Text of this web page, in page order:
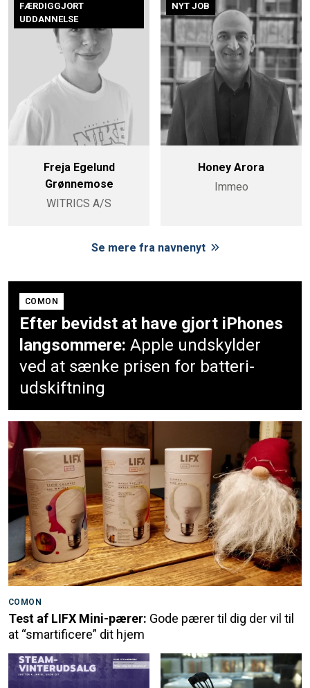
FÆRDIGGJORT
UDDANNELSE
Freja Egelund
Grønnemose
WITRICS A/S
NYT JOB
Honey Arora
Immeo
Se mere fra navnenyt
COMON
Efter bevidst at have gjort iPhones
langsommere: Apple undskylder
ved at sænke prisen for batteri-
udskiftning
COMON
Test af LIFX Mini-pærer: Gode pærer til dig der vil til
at “smartificere” dit hjem